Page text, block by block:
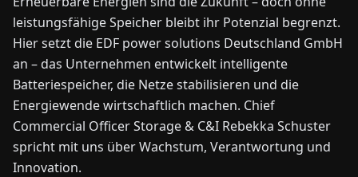
ENDEFRESITNLPLHU
KONTAKT
ZU
UNS
leistungsfähige Speicher bleibt ihr Potenzial begrenzt.
Hier setzt die EDF power solutions Deutschland GmbH
an – das Unternehmen entwickelt intelligente
Batteriespeicher, die Netze stabilisieren und die
Energiewende wirtschaftlich machen. Chief
Commercial Officer Storage & C&I Rebekka Schuster
spricht mit uns über Wachstum, Verantwortung und
Innovation.